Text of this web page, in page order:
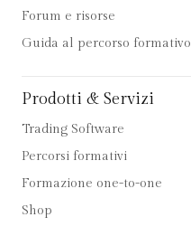
Forum e risorse
Guida al percorso formativo
Prodotti & Servizi
Trading Software
Percorsi formativi
Formazione one-to-one
Shop